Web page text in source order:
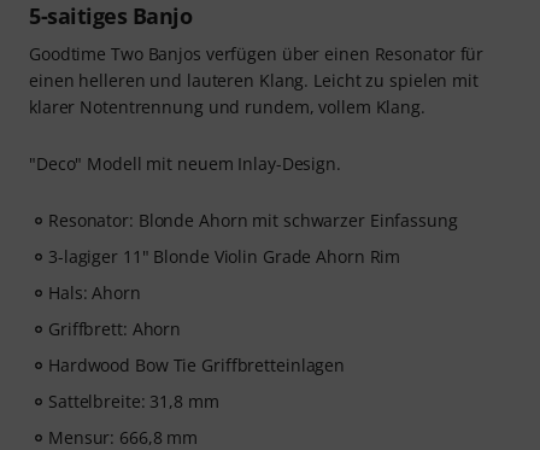
5-saitiges Banjo
Goodtime Two Banjos verfügen über einen Resonator für
einen helleren und lauteren Klang. Leicht zu spielen mit
klarer Notentrennung und rundem, vollem Klang.
"Deco" Modell mit neuem Inlay-Design.
Resonator: Blonde Ahorn mit schwarzer Einfassung
3-lagiger 11" Blonde Violin Grade Ahorn Rim
Hals: Ahorn
Griffbrett: Ahorn
Hardwood Bow Tie Griffbretteinlagen
Sattelbreite: 31,8 mm
Mensur: 666,8 mm